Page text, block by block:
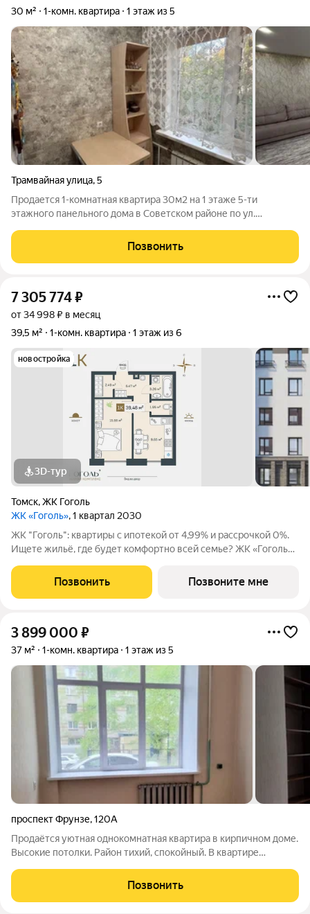
30 м² 1-комн. квартира 1 этаж из 5
Трамвайная улица,5
Продается 1-комнатная квартира 30м2 на 1 этаже 5-ти
этажного панельного дома в Советском районе по ул.
с нашей доплатой. Квартира в хорошем состоянии. Окна
пластик, санузел совмещен, в
Позвонить
7 305 774₽
от 34 998 ₽ в месяц
39,5 м²
1-комн. квартира 1 этаж из 6
новостройка
3D-тур
Томск,ЖК Гоголь
ЖК «Гоголь», 1 квартал 2030
ЖК "Гоголь": квартиры с ипотекой от 4,99% и рассрочкой 0%.
Ищете жильё, где будет комфортно всей семье? ЖК «Гоголь»
удобство. Представьте утро: ребёнок идёт в школу 5 минут
пешком, вы пьёте
Позвонить Позвоните мне
3 899 000 ₽
37 м² 1-комн. квартира 1 этаж из 5
проспект Фрунзе,120А
Продаётся уютная однокомнатная квартира в кирпичном доме.
Высокие потолки. Район тихий, спокойный. В квартире
выходят на тихий двор, где расположена детская площадка,
что особенно удобно для
Позвонить